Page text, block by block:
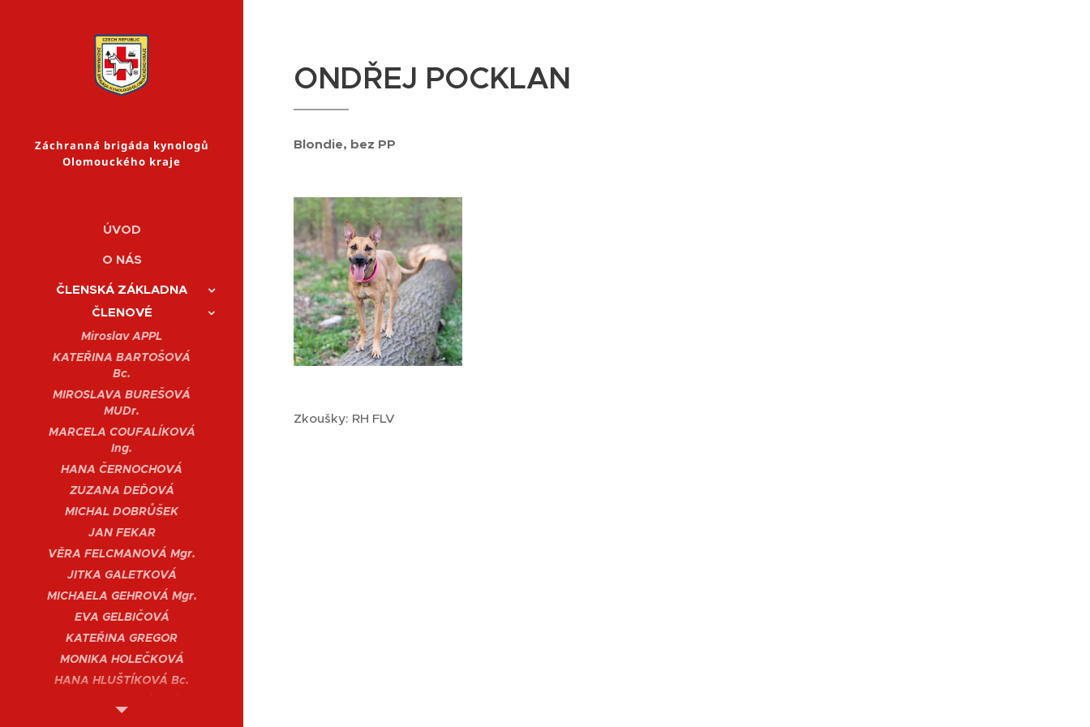
Záchranná brigáda kynologů
Olomouckého kraje
ÚVOD
O NÁS
ČLENSKÁ ZÁKLADNA
ČLENOVÉ
Miroslav APPL
KATEŘINA BARTOŠOVÁ
Bc.
MIROSLAVA BUREŠOVÁ
MUDr.
MARCELA COUFALÍKOVÁ
Ing.
HANA ČERNOCHOVÁ
ZUZANA DEĎOVÁ
MICHAL DOBRŮŠEK
JAN FEKAR
VĚRA FELCMANOVÁ Mgr.
JITKA GALETKOVÁ
MICHAELA GEHROVÁ Mgr.
EVA GELBIČOVÁ
KATEŘINA GREGOR
MONIKA HOLEČKOVÁ
HANA HLUŠTÍKOVÁ Bc.
ONDŘEJ POCKLAN
Blondie, bez PP
Zkoušky: RH FLV